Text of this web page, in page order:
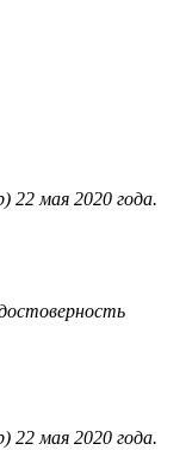
22 мая 2020 года.
22 мая 2020 года.